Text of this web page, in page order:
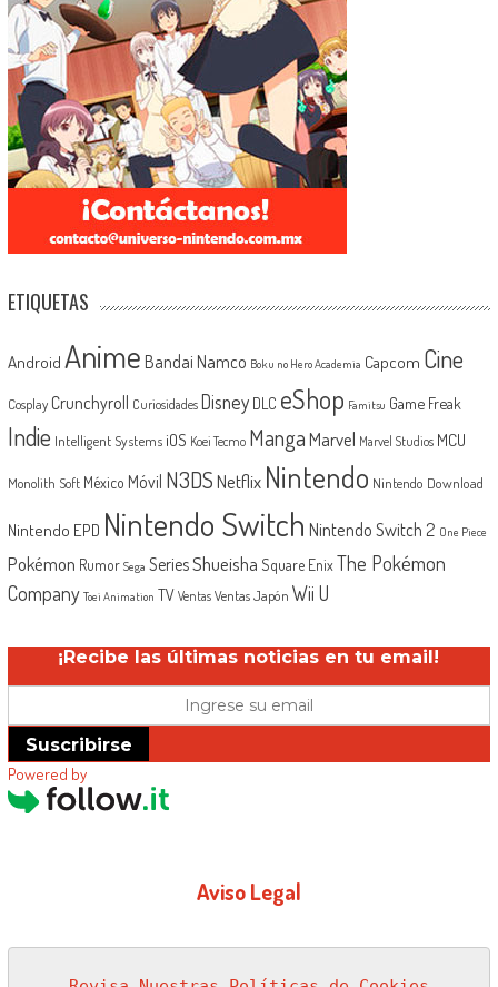
ETIQUETAS
Android Anime Bandai Namco Boku no Hero Academia Capcom Cine
Cosplay Crunchyroll Curiosidades Disney DLC eShop Famitsu Game Freak
Indie Intelligent Systems iOS Koei Tecmo MangaMarvel Marvel Studios MCU
Monolith Soft México Móvil N3DSNetflix Nintendo Nintendo Download
Nintendo EPD Nintendo Switch Nintendo Switch 2 One Piece
Pokémon Rumor Sega SeriesShueisha Square EnixThe Pokémon
Company Toei Animation TV Ventas Ventas Japón Wii U
¡Recibe las últimas noticias en tu email!
Suscribirse
Powered by
Aviso Legal